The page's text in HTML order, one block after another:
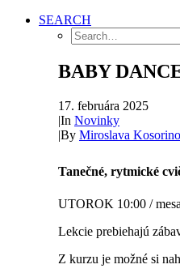
SEARCH
BABY
17. februára 2025
|In Novinky
|By Miroslava
Tanečné, rytmické
UTOROK 10:00 /
Lekcie prebiehajú
Z kurzu je možné si